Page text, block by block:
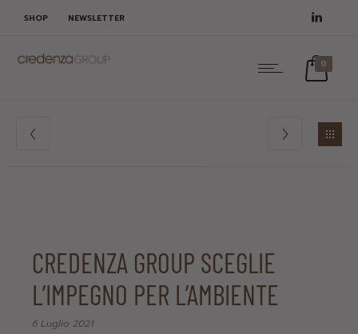
SHOP NEWSLETTER
0
CREDENZA GROUP SCEGLIE
L’IMPEGNO PER L’AMBIENTE
6 Luglio 2021